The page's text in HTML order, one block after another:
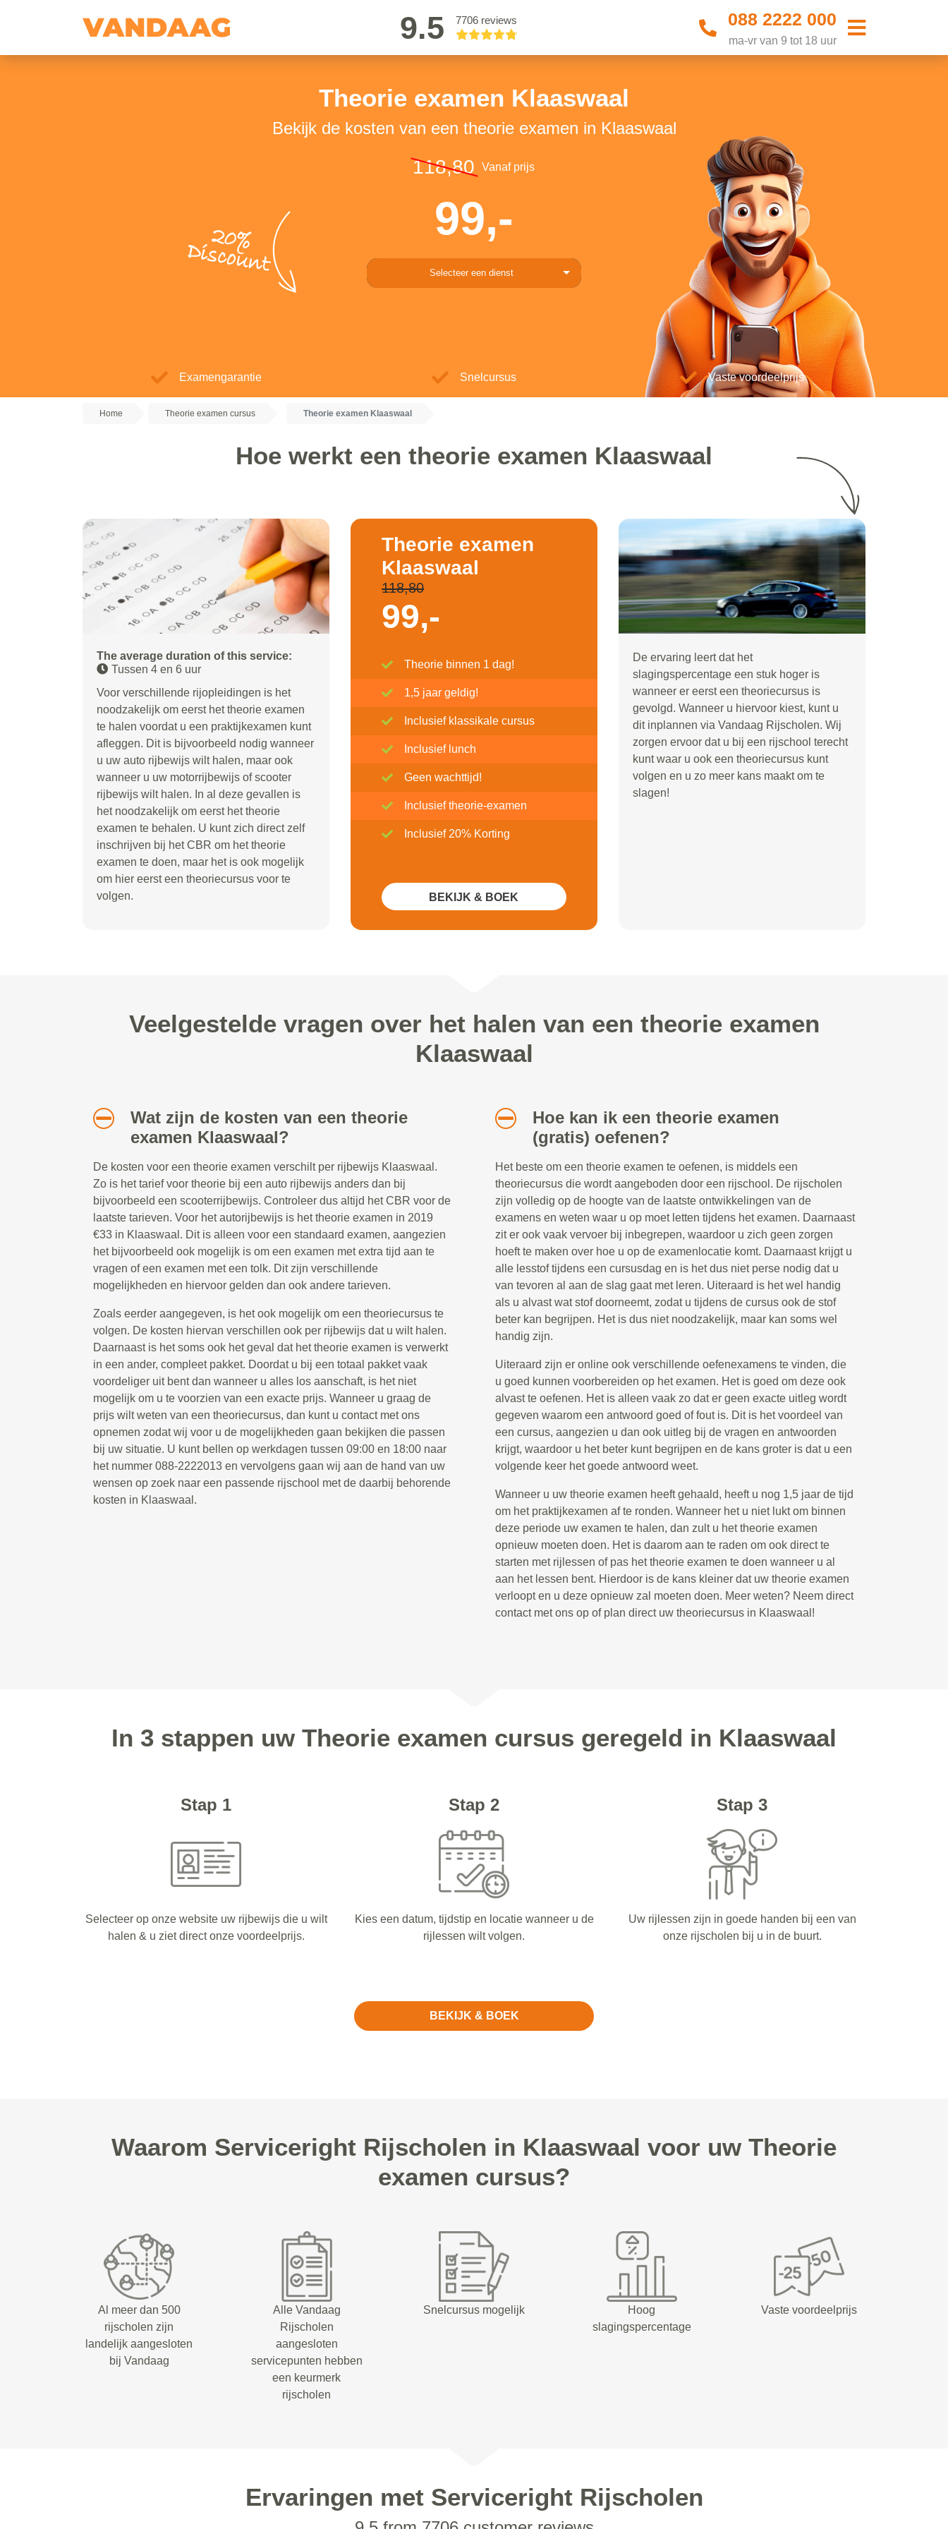
9.5 7706 reviews 088 2222 000
ma-vr van 9 tot 18 uur
Theorie examen Klaaswaal
Bekijk de kosten van een theorie examen in Klaaswaal
20%
Discount
118,80 Vanaf prijs
99,-
Selecteer een dienst
Examengarantie Snelcursus Vaste voordeelprijs
Home Theorie examen cursus Theorie examen Klaaswaal
Hoe werkt een theorie examen Klaaswaal
The average duration of this service:
Tussen 4 en 6 uur
Voor verschillende rijopleidingen is het
noodzakelijk om eerst het theorie examen
te halen voordat u een praktijkexamen kunt
afleggen. Dit is bijvoorbeeld nodig wanneer
u uw auto rijbewijs wilt halen, maar ook
wanneer u uw motorrijbewijs of scooter
rijbewijs wilt halen. In al deze gevallen is
het noodzakelijk om eerst het theorie
examen te behalen. U kunt zich direct zelf
inschrijven bij het CBR om het theorie
examen te doen, maar het is ook mogelijk
om hier eerst een theoriecursus voor te
volgen.
Theorie examen
Klaaswaal
118,80
99,-
Theorie binnen 1 dag!
1,5 jaar geldig!
Inclusief klassikale cursus
Inclusief lunch
Geen wachttijd!
Inclusief theorie-examen
Inclusief 20% Korting
BEKIJK & BOEK
De ervaring leert dat het
slagingspercentage een stuk hoger is
wanneer er eerst een theoriecursus is
gevolgd. Wanneer u hiervoor kiest, kunt u
dit inplannen via Vandaag Rijscholen. Wij
zorgen ervoor dat u bij een rijschool terecht
kunt waar u ook een theoriecursus kunt
volgen en u zo meer kans maakt om te
slagen!
Veelgestelde vragen over het halen van een theorie examen
Klaaswaal
Wat zijn de kosten van een theorie
examen Klaaswaal?
De kosten voor een theorie examen verschilt per rijbewijs Klaaswaal.
Zo is het tarief voor theorie bij een auto rijbewijs anders dan bij
bijvoorbeeld een scooterrijbewijs. Controleer dus altijd het CBR voor de
laatste tarieven. Voor het autorijbewijs is het theorie examen in 2019
€33 in Klaaswaal. Dit is alleen voor een standaard examen, aangezien
het bijvoorbeeld ook mogelijk is om een examen met extra tijd aan te
vragen of een examen met een tolk. Dit zijn verschillende
mogelijkheden en hiervoor gelden dan ook andere tarieven.
Zoals eerder aangegeven, is het ook mogelijk om een theoriecursus te
volgen. De kosten hiervan verschillen ook per rijbewijs dat u wilt halen.
Daarnaast is het soms ook het geval dat het theorie examen is verwerkt
in een ander, compleet pakket. Doordat u bij een totaal pakket vaak
voordeliger uit bent dan wanneer u alles los aanschaft, is het niet
mogelijk om u te voorzien van een exacte prijs. Wanneer u graag de
prijs wilt weten van een theoriecursus, dan kunt u contact met ons
opnemen zodat wij voor u de mogelijkheden gaan bekijken die passen
bij uw situatie. U kunt bellen op werkdagen tussen 09:00 en 18:00 naar
het nummer 088-2222013 en vervolgens gaan wij aan de hand van uw
wensen op zoek naar een passende rijschool met de daarbij behorende
kosten in Klaaswaal.
Hoe kan ik een theorie examen
(gratis) oefenen?
Het beste om een theorie examen te oefenen, is middels een
theoriecursus die wordt aangeboden door een rijschool. De rijscholen
zijn volledig op de hoogte van de laatste ontwikkelingen van de
examens en weten waar u op moet letten tijdens het examen. Daarnaast
zit er ook vaak vervoer bij inbegrepen, waardoor u zich geen zorgen
hoeft te maken over hoe u op de examenlocatie komt. Daarnaast krijgt u
alle lesstof tijdens een cursusdag en is het dus niet perse nodig dat u
van tevoren al aan de slag gaat met leren. Uiteraard is het wel handig
als u alvast wat stof doorneemt, zodat u tijdens de cursus ook de stof
beter kan begrijpen. Het is dus niet noodzakelijk, maar kan soms wel
handig zijn.
Uiteraard zijn er online ook verschillende oefenexamens te vinden, die
u goed kunnen voorbereiden op het examen. Het is goed om deze ook
alvast te oefenen. Het is alleen vaak zo dat er geen exacte uitleg wordt
gegeven waarom een antwoord goed of fout is. Dit is het voordeel van
een cursus, aangezien u dan ook uitleg bij de vragen en antwoorden
krijgt, waardoor u het beter kunt begrijpen en de kans groter is dat u een
volgende keer het goede antwoord weet.
Wanneer u uw theorie examen heeft gehaald, heeft u nog 1,5 jaar de tijd
om het praktijkexamen af te ronden. Wanneer het u niet lukt om binnen
deze periode uw examen te halen, dan zult u het theorie examen
opnieuw moeten doen. Het is daarom aan te raden om ook direct te
starten met rijlessen of pas het theorie examen te doen wanneer u al
aan het lessen bent. Hierdoor is de kans kleiner dat uw theorie examen
verloopt en u deze opnieuw zal moeten doen. Meer weten? Neem direct
contact met ons op of plan direct uw theoriecursus in Klaaswaal!
In 3 stappen uw Theorie examen cursus geregeld in Klaaswaal
Stap 1
Selecteer op onze website uw rijbewijs die u wilt
halen & u ziet direct onze voordeelprijs.
Stap 2
Kies een datum, tijdstip en locatie wanneer u de
rijlessen wilt volgen.
Stap 3
Uw rijlessen zijn in goede handen bij een van
onze rijscholen bij u in de buurt.
BEKIJK & BOEK
Waarom Serviceright Rijscholen in Klaaswaal voor uw Theorie
examen cursus?
Al meer dan 500
rijscholen zijn
landelijk aangesloten
bij Vandaag
Alle Vandaag
Rijscholen
aangesloten
servicepunten hebben
een keurmerk
rijscholen
Snelcursus mogelijk
Hoog
slagingspercentage
Vaste voordeelprijs
Ervaringen met Serviceright Rijscholen